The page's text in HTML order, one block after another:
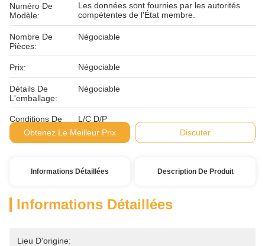
Numéro De
Modèle:
Les données sont fournies par les autorités
compétentes de l'État membre.
Nombre De
Pièces:
Négociable
Prix: Négociable
Détails De
L'emballage:
Négociable
Conditions De
Paiement:
L/C D/P
Obtenez Le Meilleur Prix
Discuter
Informations Détaillées Description De Produit
Informations Détaillées
Lieu D'origine: